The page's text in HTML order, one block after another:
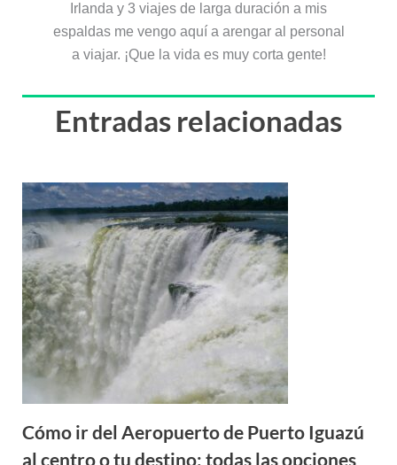
Irlanda y 3 viajes de larga duración a mis
espaldas me vengo aquí a arengar al personal
a viajar. ¡Que la vida es muy corta gente!
Entradas relacionadas
Cómo ir del Aeropuerto de Puerto Iguazú
al centro o tu destino: todas las opciones